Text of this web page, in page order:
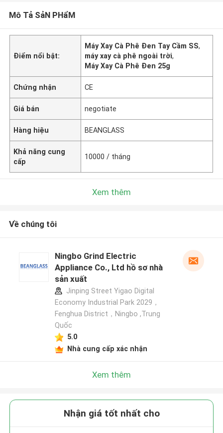
Mô Tả SảN PHẩM
Điểm nổi bật:
Máy Xay Cà Phê Đen Tay Cầm SS,
máy xay cà phê ngoài trời,
Máy Xay Cà Phê Đen 25g
Chứng nhận CE
Giá bán negotiate
Hàng hiệu BEANGLASS
Khả năng cung
cấp
10000 / tháng
Xem thêm
Về chúng tôi
Ningbo Grind Electric
Appliance Co., Ltd hồ sơ nhà
sản xuất
Jinping Street Yigao Digital
Economy Industrial Park 2029，
Fenghua District，Ningbo ,Trung
Quốc
5.0
Nhà cung cấp xác nhận
Xem thêm
Nhận giá tốt nhất cho